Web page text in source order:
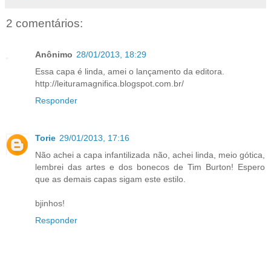
2 comentários:
Anônimo 28/01/2013, 18:29
Essa capa é linda, amei o lançamento da editora.
http://leituramagnifica.blogspot.com.br/
Responder
Torie 29/01/2013, 17:16
Não achei a capa infantilizada não, achei linda, meio gótica,
lembrei das artes e dos bonecos de Tim Burton! Espero
que as demais capas sigam este estilo.
bjinhos!
Responder